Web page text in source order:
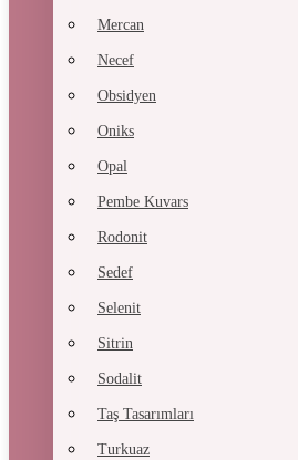
Mercan
Necef
Obsidyen
Oniks
Opal
Pembe Kuvars
Rodonit
Sedef
Selenit
Sitrin
Sodalit
Taş Tasarımları
Turkuaz